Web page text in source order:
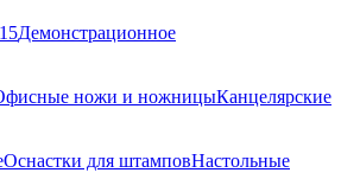
Демонстрационное
ножи и ножницыКанцелярские
Оснастки для штамповНастольные